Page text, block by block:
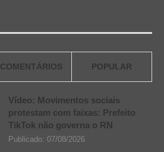
COMENTÁRIOS POPULAR
Vídeo: Movimentos sociais
protestam com faixas: Prefeito
TikTok não governa o RN
Publicado: 07/08/2026